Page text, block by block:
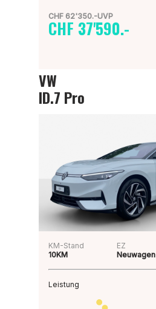
CHF 62'350.-UVP
CHF 37'590.-
VW
ID.7 Pro
KM-Stand
10KM
EZ
Neuwagen
Leistung